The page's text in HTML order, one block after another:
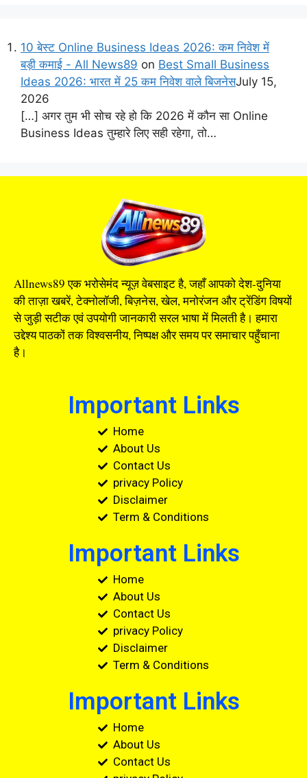
10 बेस्ट Online Business Ideas 2026: कम निवेश में
बड़ी कमाई - All News89 on Best Small Business
Ideas 2026: भारत में 25 कम निवेश वाले बिजनेसJuly 15,
2026
[…] अगर तुम भी सोच रहे हो कि 2026 में कौन सा Online
Business Ideas तुम्हारे लिए सही रहेगा, तो…
Allnews89 एक भरोसेमंद न्यूज़ वेबसाइट है, जहाँ आपको देश-दुनिया
की ताज़ा खबरें, टेक्नोलॉजी, बिज़नेस, खेल, मनोरंजन और ट्रेंडिंग विषयों
से जुड़ी सटीक एवं उपयोगी जानकारी सरल भाषा में मिलती है। हमारा
उद्देश्य पाठकों तक विश्वसनीय, निष्पक्ष और समय पर समाचार पहुँचाना
है।
Important Links
Home
About Us
Contact Us
privacy Policy
Disclaimer
Term & Conditions
Important Links
Home
About Us
Contact Us
privacy Policy
Disclaimer
Term & Conditions
Important Links
Home
About Us
Contact Us